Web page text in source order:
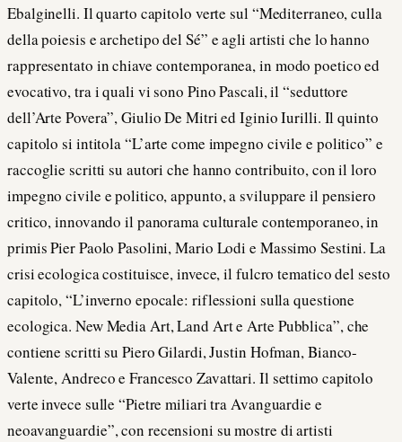
Ebalginelli. Il quarto capitolo verte sul “Mediterraneo, culla
della poiesis e archetipo del Sé” e agli artisti che lo hanno
rappresentato in chiave contemporanea, in modo poetico ed
evocativo, tra i quali vi sono Pino Pascali, il “seduttore
dell’Arte Povera”, Giulio De Mitri ed Iginio Iurilli. Il quinto
capitolo si intitola “L’arte come impegno civile e politico” e
raccoglie scritti su autori che hanno contribuito, con il loro
impegno civile e politico, appunto, a sviluppare il pensiero
critico, innovando il panorama culturale contemporaneo, in
primis Pier Paolo Pasolini, Mario Lodi e Massimo Sestini. La
crisi ecologica costituisce, invece, il fulcro tematico del sesto
capitolo, “L’inverno epocale: riflessioni sulla questione
ecologica. New Media Art, Land Art e Arte Pubblica”, che
contiene scritti su Piero Gilardi, Justin Hofman, Bianco-
Valente, Andreco e Francesco Zavattari. Il settimo capitolo
verte invece sulle “Pietre miliari tra Avanguardie e
neoavanguardie”, con recensioni su mostre di artisti